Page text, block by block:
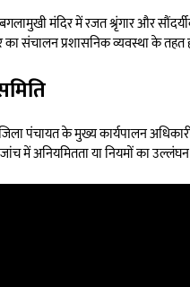
मंदिर में रजत श्रृंगार और
का संचालन प्रशासनिक व्यवस्था के
पंचायत के मुख्य कार्यपालन
में अनियमितता या नियमों का